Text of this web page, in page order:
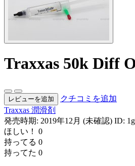
Traxxas 50k Diff
レビューを追加
クチコミを追加
Traxxas 潤滑剤
発売時期: 2019年12月 (未確認) ID:
ほしい！
0
持ってる 0
持ってた 0